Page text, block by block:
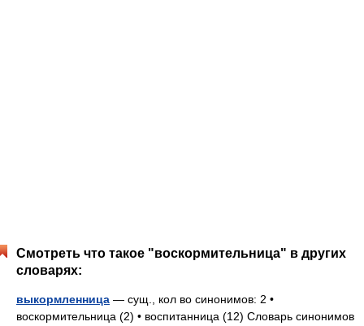
Смотреть что такое "воскормительница" в других
словарях:
выкормленница — сущ., кол во синонимов: 2 •
воскормительница (2) • воспитанница (12) Словарь синонимов